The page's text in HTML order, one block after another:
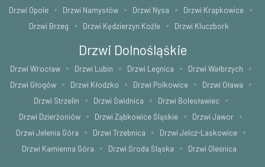
Drzwi Opole Drzwi Namysłów Drzwi Nysa
Drzwi Krapkowice
Drzwi Brzeg
Drzwi Kędzierzyn Koźle Drzwi Kluczbork
Drzwi Dolnośląśkie
Drzwi Wrocław Drzwi Lubin Drzwi Legnica
Drzwi Wałbrzych
Drzwi Głogów
Drzwi Kłodzko Drzwi Polkowice
Drzwi Oława
Drzwi Strzelin
Drzwi Świdnica
Drzwi Bolesławiec
Drzwi Dzierżoniów
Drzwi Ząbkowice Śląskie
Drzwi Jawor
Drzwi Jelenia Góra
Drzwi Trzebnica
Drzwi Jelcz-Laskowice
Drzwi Kamienna Góra
Drzwi Środa Śląska Drzwi Oleśnica